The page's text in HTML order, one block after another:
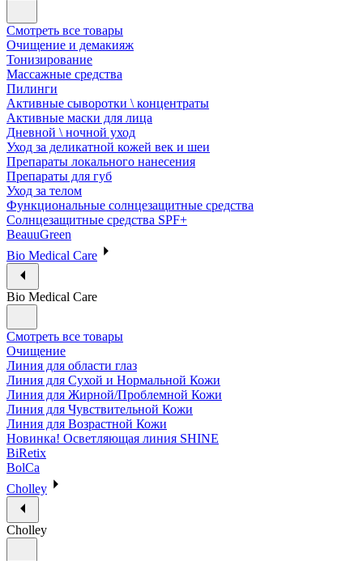
Смотреть все товары
Очищение и демакияж
Тонизирование
Массажные средства
Пилинги
Активные сыворотки \ концентраты
Активные маски для лица
Дневной \ ночной уход
Уход за деликатной кожей век и шеи
Препараты локального нанесения
Препараты для губ
Уход за телом
Функциональные солнцезащитные средства
Солнцезащитные средства SPF+
BeauuGreen
Bio Medical Care
Bio Medical Care
Смотреть все товары
Очищение
Линия для области глаз
Линия для Сухой и Нормальной Кожи
Линия для Жирной/Проблемной Кожи
Линия для Чувствительной Кожи
Линия для Возрастной Кожи
Новинка! Осветляющая линия SHINE
BiRetix
BolCa
Cholley
Cholley